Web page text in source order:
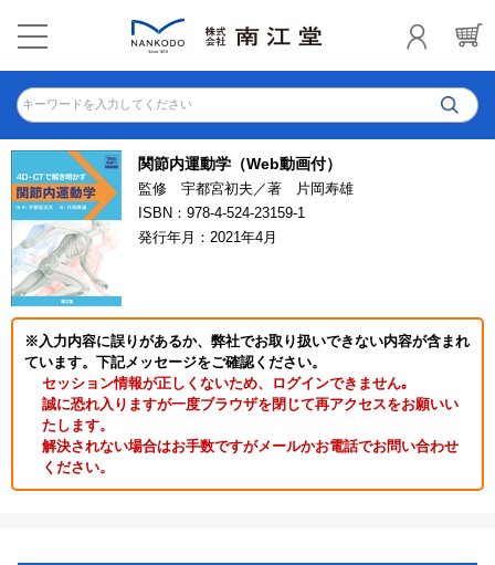
キーワードを入力してください
関節内運動学（Web動画付）
監修 宇都宮初夫／著 片岡寿雄
ISBN：978-4-524-23159-1
発行年月：2021年4月
※入力内容に誤りがあるか、弊社でお取り扱いできない内容が含まれ
ています。下記メッセージをご確認ください。
セッション情報が正しくないため、ログインできません｡
誠に恐れ入りますが一度ブラウザを閉じて再アクセスをお願いい
たします。
解決されない場合はお手数ですがメールかお電話でお問い合わせ
ください。